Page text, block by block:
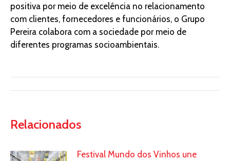
positiva por meio de excelência no relacionamento
com clientes, fornecedores e funcionários, o Grupo
Pereira colabora com a sociedade por meio de
diferentes programas socioambientais.
Relacionados
Festival Mundo dos Vinhos une